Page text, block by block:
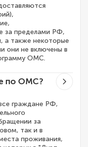
за пределами РФ,
а также некоторые
они не включены в
ОМС.
по ОМС?
граждане РФ,
за
так и в
проживания,